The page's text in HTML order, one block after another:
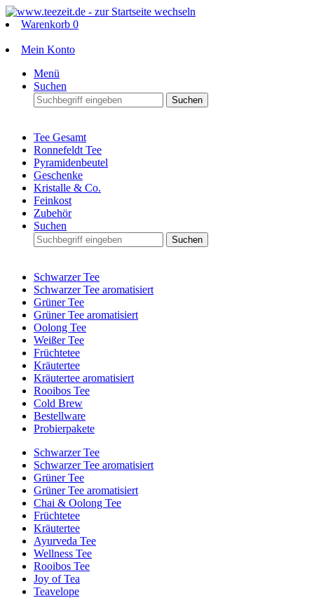
Warenkorb 0
Mein Konto
Menü
Suchen
Suchen
Tee Gesamt
Ronnefeldt Tee
Pyramidenbeutel
Geschenke
Kristalle & Co.
Feinkost
Zubehör
Suchen
Suchen
Schwarzer Tee
Schwarzer Tee aromatisiert
Grüner Tee
Grüner Tee aromatisiert
Oolong Tee
Weißer Tee
Früchtetee
Kräutertee
Kräutertee aromatisiert
Rooibos Tee
Cold Brew
Bestellware
Probierpakete
Schwarzer Tee
Schwarzer Tee aromatisiert
Grüner Tee
Grüner Tee aromatisiert
Chai & Oolong Tee
Früchtetee
Kräutertee
Ayurveda Tee
Wellness Tee
Rooibos Tee
Joy of Tea
Teavelope